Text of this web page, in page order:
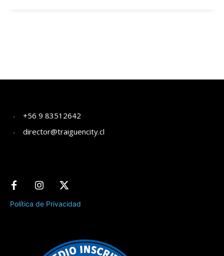
+56 9 83512642
director@traiguencity.cl
Política de Privacidad